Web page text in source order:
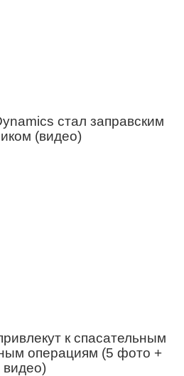
стал заправским
(видео)
к спасательным
операциям (5 фото +
видео)